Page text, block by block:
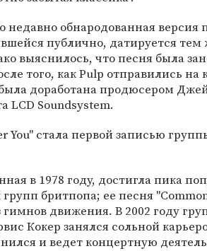
недавно обнародованная версия
публично, датируется
выяснилось, что песня была
того, как Pulp отправились
доработана продюсером
LCD Soundsystem.
You" стала первой записью
в 1978 году, достигла пика
бритпопа; ее песня
движения. В 2002 году
Кокер занялся сольной
и ведет концертную